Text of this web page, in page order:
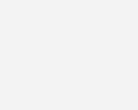
der Wohnungsgenossenschaft.